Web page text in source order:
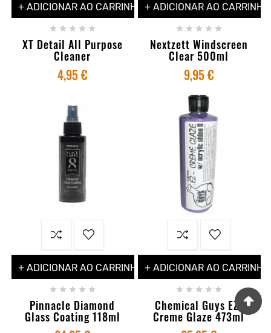
+ ADICIONAR AO CARRINHO
    
XT Detail All Purpose
Cleaner
4,95 €
+ ADICIONAR AO CARRINHO
    
Nextzett Windscreen
Clear 500ml
9,95 €
+ ADICIONAR AO CARRINHO
    
Pinnacle Diamond
Glass Coating 118ml
+ ADICIONAR AO CARRINHO
    
Chemical Guys EZ-
Creme Glaze 473ml